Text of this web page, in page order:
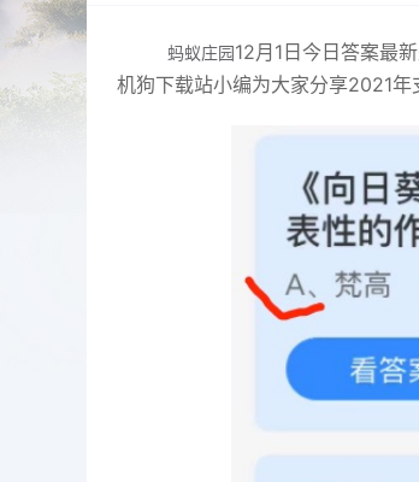
蚂蚁庄园12月1日 今日 答案最新
机狗下载站小编为大家分享2021年